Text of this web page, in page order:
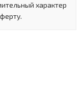
характер